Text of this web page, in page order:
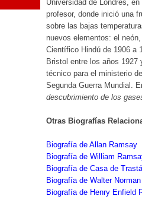
Universidad de Londres,
profesor, donde inició una
sobre las bajas
nuevos elementos: el
Científico Hindú de 1906 a
Bristol entre los años 1927
técnico para el ministerio
Segunda Guerra Mundial.
descubrimiento de los
Otras Biografías
Biografía de Allan Ramsay
Biografía de William
Biografía de Casa de
Biografía de Walter
Biografía de Henry Enfield